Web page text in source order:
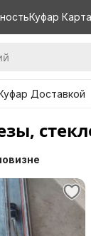
Куфар Карта
Доставкой